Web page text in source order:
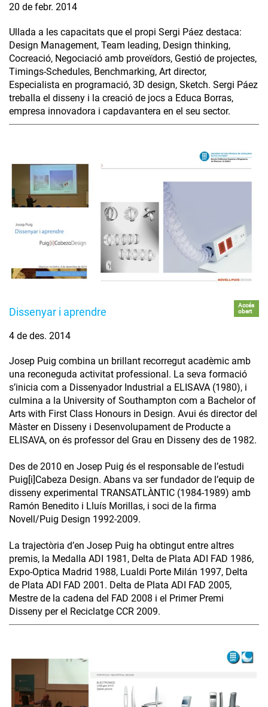
20 de febr. 2014
Ullada a les capacitats que el propi Sergi Páez destaca:
Design Management, Team leading, Design thinking,
Cocreació, Negociació amb proveïdors, Gestió de projectes,
Timings-Schedules, Benchmarking, Art director,
Especialista en programació, 3D design, Sketch. Sergi Páez
treballa el disseny i la creació de jocs a Educa Borras,
empresa innovadora i capdavantera en el seu sector.
Dissenyar i aprendre
Accés
obert
4 de des. 2014
Josep Puig combina un brillant recorregut acadèmic amb
una reconeguda activitat professional. La seva formació
s’inicia com a Dissenyador Industrial a ELISAVA (1980), i
culmina a la University of Southampton com a Bachelor of
Arts with First Class Honours in Design. Avui és director del
Màster en Disseny i Desenvolupament de Producte a
ELISAVA, on és professor del Grau en Disseny des de 1982.
Des de 2010 en Josep Puig és el responsable de l’estudi
Puig[i]Cabeza Design. Abans va ser fundador de l’equip de
disseny experimental TRANSATLÀNTIC (1984-1989) amb
Ramón Benedito i Lluís Morillas, i soci de la firma
Novell/Puig Design 1992-2009.
La trajectòria d’en Josep Puig ha obtingut entre altres
premis, la Medalla ADI 1981, Delta de Plata ADI FAD 1986,
Expo-Optica Madrid 1988, Lualdi Porte Milán 1997, Delta
de Plata ADI FAD 2001. Delta de Plata ADI FAD 2005,
Mestre de la cadena del FAD 2008 i el Primer Premi
Disseny per el Reciclatge CCR 2009.